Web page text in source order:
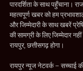
पारदर्शिता के साथ पहुँचाना।
महत्वपूर्ण खबर को हम
और जिम्मेदारी के साथ खबरें
की सामग्री के लिए जिम्मेदार
रायपुर, छत्तीसगढ़ होगा।
रायपुर न्यूज नेटवर्क – सच्चाई